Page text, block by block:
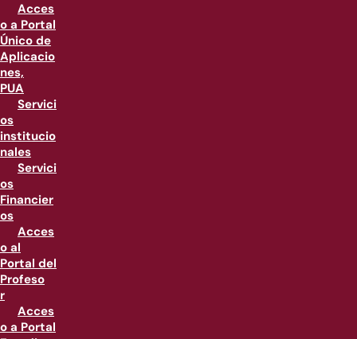
Acces
o a Portal
Único de
Aplicacio
nes,
PUA
Servici
os
institucio
nales
Servici
os
Financier
os
Acces
o al
Portal del
Profeso
r
Acces
o a Portal